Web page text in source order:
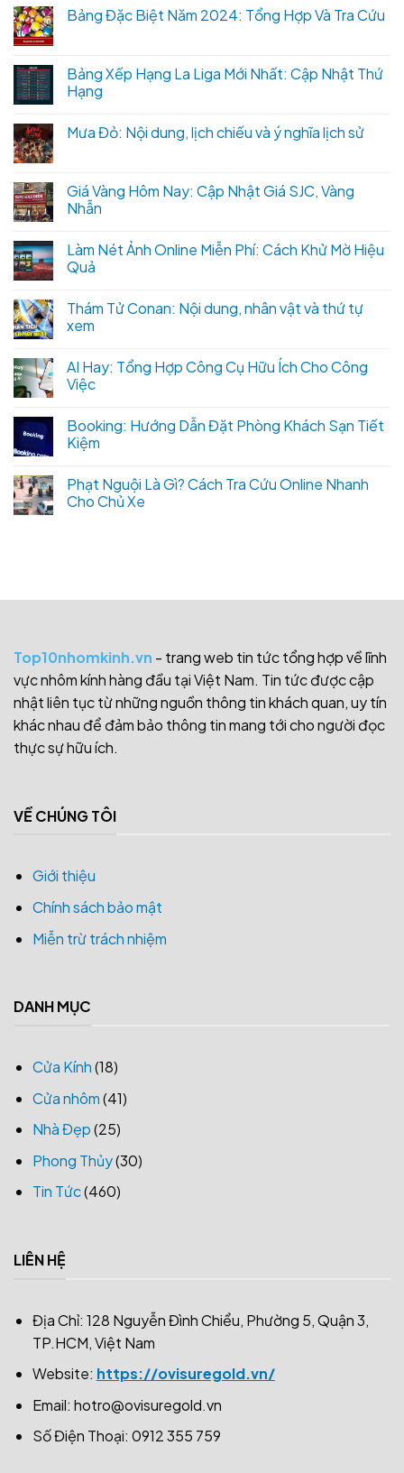
Bảng Đặc Biệt Năm 2024: Tổng Hợp Và Tra Cứu
Bảng Xếp Hạng La Liga Mới Nhất: Cập Nhật Thứ
Hạng
Mưa Đỏ: Nội dung, lịch chiếu và ý nghĩa lịch sử
Giá Vàng Hôm Nay: Cập Nhật Giá SJC, Vàng
Nhẫn
Làm Nét Ảnh Online Miễn Phí: Cách Khử Mờ Hiệu
Quả
Thám Tử Conan: Nội dung, nhân vật và thứ tự
xem
AI Hay: Tổng Hợp Công Cụ Hữu Ích Cho Công
Việc
Booking: Hướng Dẫn Đặt Phòng Khách Sạn Tiết
Kiệm
Phạt Nguội Là Gì? Cách Tra Cứu Online Nhanh
Cho Chủ Xe
Top10nhomkinh.vn - trang web tin tức tổng hợp về lĩnh
vực nhôm kính hàng đầu tại Việt Nam. Tin tức được cập
nhật liên tục từ những nguồn thông tin khách quan, uy tín
khác nhau để đảm bảo thông tin mang tới cho người đọc
thực sự hữu ích.
VỀ CHÚNG TÔI
Giới thiệu
Chính sách bảo mật
Miễn trừ trách nhiệm
DANH MỤC
Cửa Kính(18)
Cửa nhôm(41)
Nhà Đẹp(25)
Phong Thủy(30)
Tin Tức(460)
LIÊN HỆ
Địa Chỉ: 128 Nguyễn Đình Chiểu, Phường 5, Quận 3,
TP.HCM, Việt Nam
Website: https://ovisuregold.vn/
Email: hotro@ovisuregold.vn
Số Điện Thoại: 0912 355 759